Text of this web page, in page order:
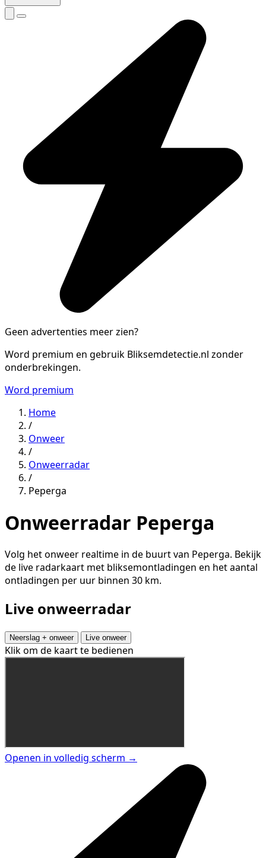
Geen advertenties meer zien?
Word premium en gebruik Bliksemdetectie.nl zonder
onderbrekingen.
Word premium
Home
/
Onweer
/
Onweerradar
/
Peperga
Onweerradar Peperga
Volg het onweer realtime in de buurt van Peperga. Bekijk
de live radarkaart met bliksemontladingen en het aantal
ontladingen per uur binnen 30 km.
Live onweerradar
Neerslag + onweer Live onweer
Klik om de kaart te bedienen
Openen in volledig scherm →